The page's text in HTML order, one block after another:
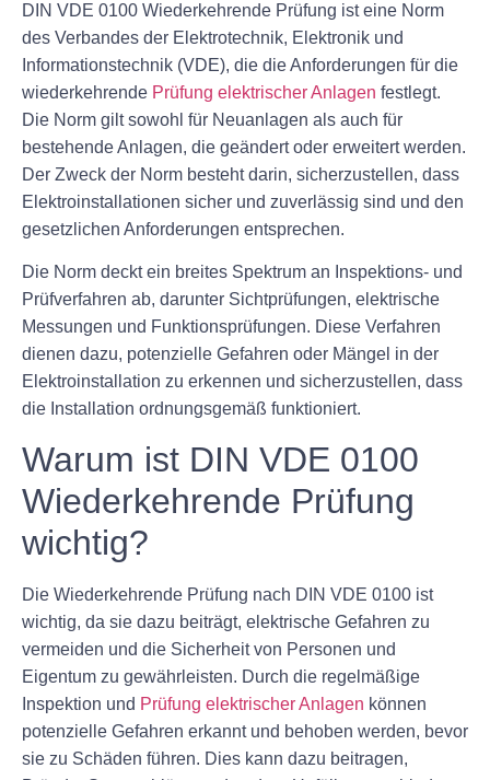
DIN VDE 0100 Wiederkehrende Prüfung ist eine Norm
des Verbandes der Elektrotechnik, Elektronik und
Informationstechnik (VDE), die die Anforderungen für die
wiederkehrende Prüfung elektrischer Anlagen festlegt.
Die Norm gilt sowohl für Neuanlagen als auch für
bestehende Anlagen, die geändert oder erweitert werden.
Der Zweck der Norm besteht darin, sicherzustellen, dass
Elektroinstallationen sicher und zuverlässig sind und den
gesetzlichen Anforderungen entsprechen.
Die Norm deckt ein breites Spektrum an Inspektions- und
Prüfverfahren ab, darunter Sichtprüfungen, elektrische
Messungen und Funktionsprüfungen. Diese Verfahren
dienen dazu, potenzielle Gefahren oder Mängel in der
Elektroinstallation zu erkennen und sicherzustellen, dass
die Installation ordnungsgemäß funktioniert.
Warum ist DIN VDE 0100
Wiederkehrende Prüfung
wichtig?
Die Wiederkehrende Prüfung nach DIN VDE 0100 ist
wichtig, da sie dazu beiträgt, elektrische Gefahren zu
vermeiden und die Sicherheit von Personen und
Eigentum zu gewährleisten. Durch die regelmäßige
Inspektion und Prüfung elektrischer Anlagen können
potenzielle Gefahren erkannt und behoben werden, bevor
sie zu Schäden führen. Dies kann dazu beitragen,